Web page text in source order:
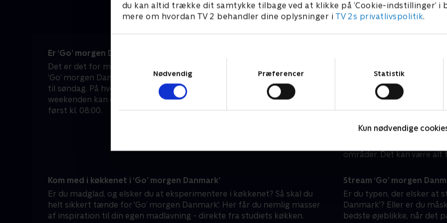
du kan altid trække dit samtykke tilbage ved at klikke på ’Cookie-indstillinger’ i
mere om hvordan TV 2 behandler dine oplysninger i TV 2s privatlivspolitik.
Nødvendig
Præferencer Statistik
Kun nødvendige
Er ‘Go’ morgen Danmark’ en del af morgenen hjemme hos dig?
Det er det for mange danskere – både i hverdagene og i weekenden.
‘Go’ morgen Danmark’ sendes nemlig live direkte fra Tivoli fra mandag
til søndag. På hverdage kan du tænde for TV 2 allerede fra 06:30, og i
weekenden kan du sove lidt længere, for her begynder programmet
først kl. 08:00.
'Go’ morgen Danmark'
indblik i, hvad der rører
er ikke kun relevante
kulturelle begivenheder,
I 'Go’ morgen Danmark'
eksperter, som skal
områder. Det kan være alt
Kom med i køkkenet i ‘Go’ morgen Danmark’
Er du madglad, og elsker du at eksperimentere i køkkenet? Så skal du
helt sikkert tænde for 'Go’ morgen Danmark'. Her får du nemlig masser
af inspiration til din egen madlavning - direkte fra studiets køkken.
Stream ‘Go’ morgen
Er du typen, der elsker at
Danmark'? Eller er du
bedste øjeblikke, når det